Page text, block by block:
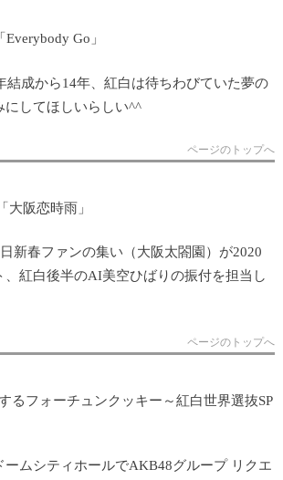
Go」
結成から14年、紅白は待ちわびていた夢の
にしてほしいらしい^^
ページのトップへ
大阪恋時雨」
日新春ファンの集い（大阪太閤園）が2020
、紅白後半のAI美空ひばりの振付を担当し
ページのトップへ
るフォーチュンクッキー～紅白世界選抜SP
ームシティホールでAKB48グループ リクエ